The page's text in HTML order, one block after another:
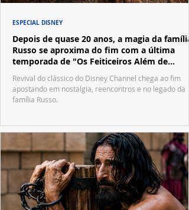
Depois de quase 20 anos, a magia da família
Russo se aproxima do fim com a última
temporada de "Os Feiticeiros Além de
Waverly Place"
Revival do clássico do Disney Channel chega ao fim
apostando em nostalgia, reencontros e no legado da
família Russo.
ESPECIAL DISNEY